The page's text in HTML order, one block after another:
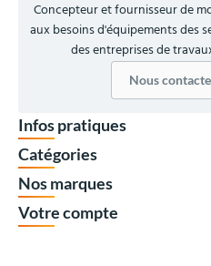
Concepteur et fournisseur de
aux besoins d'équipements des
des entreprises de
Nous
Infos pratiques
Catégories
Nos marques
Votre compte